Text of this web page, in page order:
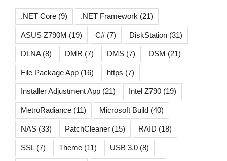
.NET Core (9) .NET Framework (21)
ASUS Z790M (19) C#(7) DiskStation (31)
DLNA(8) DMR (7) DMS (7) DSM (21)
File Package App (16) https (7)
Installer Adjustment App (21) Intel Z790 (19)
MetroRadiance (11) Microsoft Build (40)
NAS (33) PatchCleaner (15) RAID (18)
SSL(7) Theme (11) USB 3.0 (8)